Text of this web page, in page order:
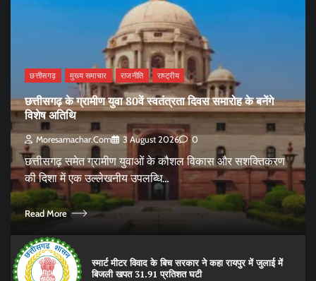
छत्तीसगढ़ मुख्य समाचार राजनीति राष्ट्रीय
छत्तीसगढ़ के ग्रामीण युवा 80वें स्वतंत्रता दिवस समारोह के बनेंगे
विशेष अतिथि
Moresamachar.com 3 August 2026 0
छत्तीसगढ़ समेत ग्रामीण युवाओं के कौशल विकास और सशक्तिकरण
की दिशा में एक उल्लेखनीय उपलब्धि…
Read More
स्मार्ट मीटर विवाद के बिच सरकार ने कहा रायपुर में जुलाई में
बिजली खपत 31.91 प्रतिशत घटी